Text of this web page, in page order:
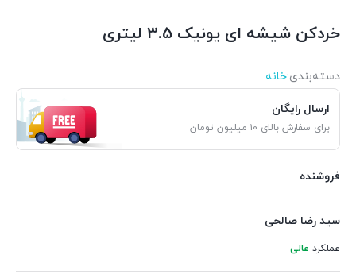
خردکن شیشه ای یونیک 3.5 لیتری
دسته‌بندی‌:خانه
ارسال رایگان
برای سفارش بالای ۱۰ میلیون تومان
فروشنده
سید رضا صالحی
عملکرد عالی